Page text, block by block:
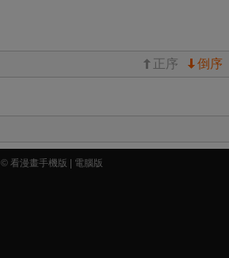
倒序
正序
© 看漫畫手機版 | 電腦版